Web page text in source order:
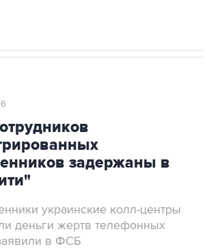
задержаны в
украинские колл-центры
деньги жертв телефонных
в ФСБ